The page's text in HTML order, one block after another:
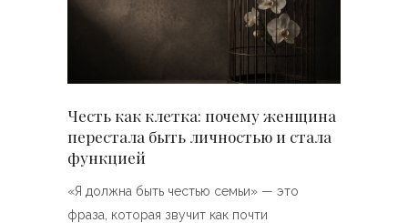
Честь как клетка: почему женщина
перестала быть личностью и стала
функцией
«Я должна быть честью семьи» — это
фраза, которая звучит как почти